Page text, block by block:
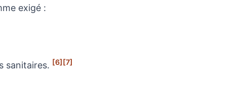
exigé :
sanitaires. [6][7]